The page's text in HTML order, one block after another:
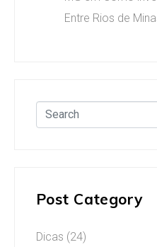
Entre Rios de
Post Category
Dicas (24)